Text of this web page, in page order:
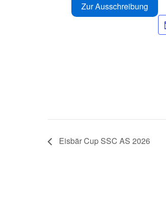
Zur Ausschreibung
Eisbär Cup SSC AS 2026